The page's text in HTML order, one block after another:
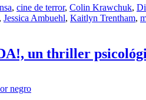
, cine de terror, Colin Krawchuk,
, Jessica Ambuehl, Kaitlyn Trentham,
un thriller